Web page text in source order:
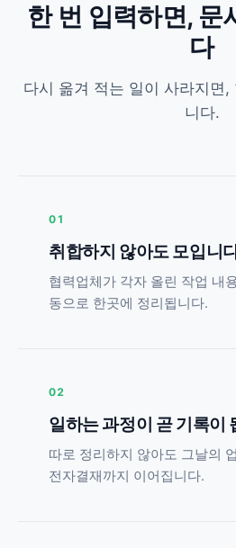
한 번 입력하면, 문
다
다시 옮겨 적는 일이 사라지면,
니다.
01
취합하지 않아도 모입니
협력업체가 각자 올린 작업 내
동으로 한곳에 정리됩니다.
02
일하는 과정이 곧 기록이
따로 정리하지 않아도 그날의
전자결재까지 이어집니다.